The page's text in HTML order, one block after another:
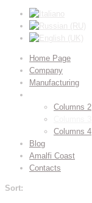
Home Page
Company
Manufacturing
Columns 2
Columns 4
Blog
Amalfi Coast
Contacts
Sort: